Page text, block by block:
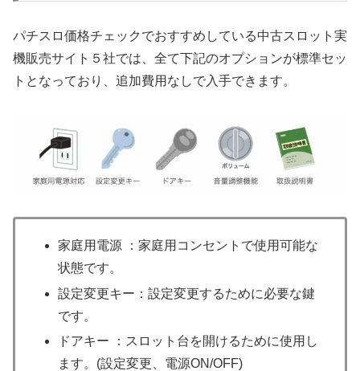
パチスロ価格チェックでおすすめしている中古スロット実
機販売サイト５社では、全て下記のオプションが標準セッ
トとなっており、追加費用なしで入手できます。
家庭用電源 ：家庭用コンセントで使用可能な
状態です。
設定変更キー：設定変更するために必要な鍵
です。
ドアキー ：スロット台を開けるために使用し
ます。(設定変更、電源ON/OFF)